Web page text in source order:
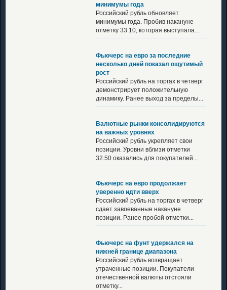
минимумы года
Российский рубль обновляет
минимумы года. Пробив накануне
отметку 33.10, которая выступала...
Фьючерс на евро за последние
несколько дней показал ощутимый
рост
Российский рубль на торгах в четверг
демонстрирует положительную
динамику. Ранее выход за пределы...
Валютные рынки консолидируются
на важных уровнях
Российский рубль укрепляет свои
позиции. Уровни вблизи отметки
32.50 оказались для покупателей...
Фьючерс на евро продолжает
уверенно идти вверх
Российский рубль на торгах в четверг
сдает завоеванные накануне
позиции. Ранее пробой отметки...
Фьючерс на фунт удержался на
нижней границе диапазона
Российский рубль возвращает
утраченные позиции. Покупатели
отечественной валюты отстояли
отметку...